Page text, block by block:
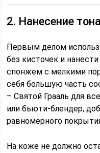
2. Нанесение
Первым делом
без кисточек и
спонжем с мелкими
себя большую часть
– Святой Грааль для
или бьюти-блендер,
равномерного
На коже не должно